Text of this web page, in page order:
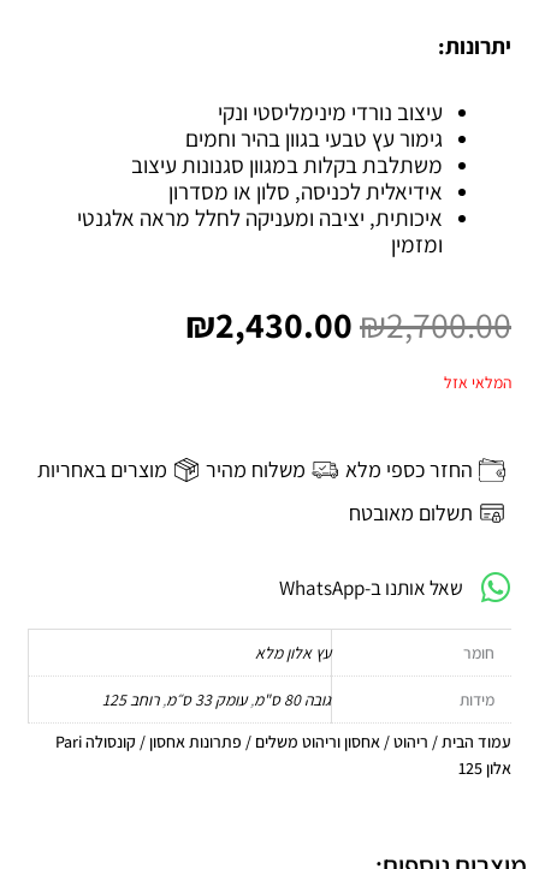
עמוד הבית/ ריהוט/ אחסון וריהוט משלים / פתרונות אחסון
/ קונסולה Pari
אלון 125
יתרונות:
עיצוב נורדי מינימליסטי ונקי
גימור עץ טבעי בגוון בהיר וחמים
משתלבת בקלות במגוון סגנונות עיצוב
אידיאלית לכניסה, סלון או מסדרון
איכותית, יציבה ומעניקה לחלל מראה אלגנטי
ומזמין
₪2,700.00 המקורי
היה: ₪2,430.00
המלאי אזל
החזר כספי מלא משלוח מהיר
מוצרים באחריות
תשלום מאובטח
שאל אותנו ב-WhatsApp
חומר עץ אלון מלא
מידות גובה 80 ס"מ ,עומק 33 ס״מ ,רוחב 125